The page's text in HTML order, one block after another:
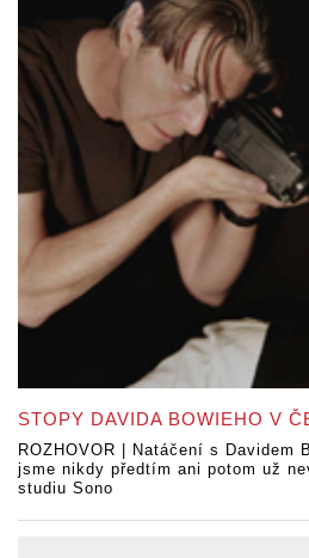
STOPY DAVIDA BOWIEHO V
ROZHOVOR | Natáčení s Davidem
jsme nikdy předtím ani potom už
studiu Sono